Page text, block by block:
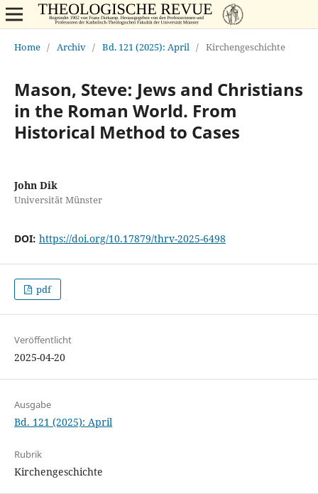
Home / Archiv / Bd. 121 (2025): April / Kirchengeschichte
Mason, Steve: Jews and Christians
in the Roman World. From
Historical Method to Cases
John Dik
Universität Münster
DOI: https://doi.org/10.17879/thrv-2025-6498
pdf
Veröffentlicht
2025-04-20
Ausgabe
Bd. 121 (2025): April
Rubrik
Kirchengeschichte